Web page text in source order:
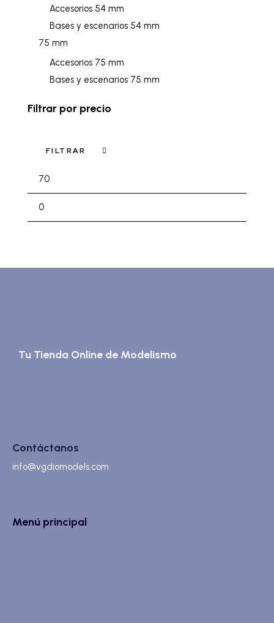
Accesorios 54 mm
Bases y escenarios 54 mm
75 mm
Accesorios 75 mm
Bases y escenarios 75 mm
Filtrar por precio
FILTRAR
Tu Tienda Online de Modelismo
Contáctanos
info@vgdiomodels.com
Menú principal